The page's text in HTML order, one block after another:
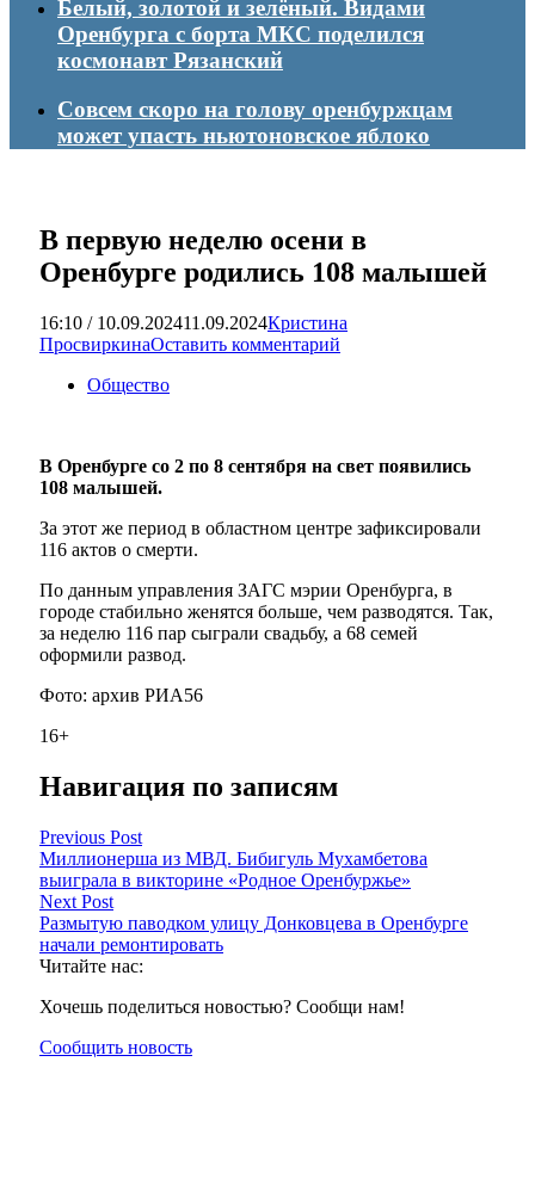
Белый, золотой и зелёный. Видами
Оренбурга с борта МКС поделился
космонавт Рязанский
Совсем скоро на голову оренбуржцам
может упасть ньютоновское яблоко
В первую неделю осени в
Оренбурге родились 108 малышей
16:10 / 10.09.202411.09.2024Кристина
ПросвиркинаОставить комментарий
Общество
В Оренбурге со 2 по 8 сентября на свет появились
108 малышей.
За этот же период в областном центре зафиксировали
116 актов о смерти.
По данным управления ЗАГС мэрии Оренбурга, в
городе стабильно женятся больше, чем разводятся. Так,
за неделю 116 пар сыграли свадьбу, а 68 семей
оформили развод.
Фото: архив РИА56
16+
Навигация по записям
Previous Post
Миллионерша из МВД. Бибигуль Мухамбетова
выиграла в викторине «Родное Оренбуржье»
Next Post
Размытую паводком улицу Донковцева в Оренбурге
начали ремонтировать
Читайте нас:
Хочешь поделиться новостью? Сообщи нам!
Сообщить новость